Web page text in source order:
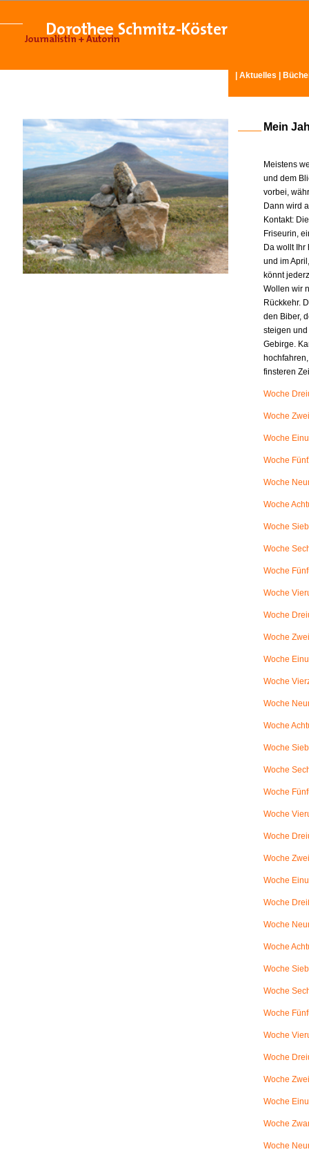
Aktuelles
Mein
Meistens
und dem
vorbei,
Dann wird
Kontakt:
Friseurin,
Da wollt
und im
könnt
Wollen wir
Rückkehr.
den Biber,
steigen
Gebirge.
finsteren
Woche
Woche
Woche
Woche
Woche
Woche
Woche
Woche
Woche
Woche
Woche
Woche
Woche
Woche
Woche
Woche
Woche
Woche
Woche
Woche
Woche
Woche
Woche
Woche
Woche
Woche
Woche
Woche
Woche
Woche
Woche
Woche
Woche
Woche
Woche